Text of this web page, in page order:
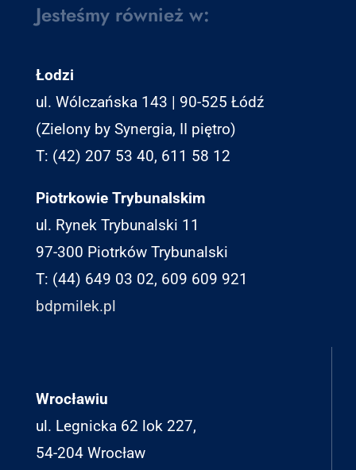
Jesteśmy również w:
Łodzi
ul. Wólczańska 143 | 90-525 Łódź
(Zielony by Synergia, II piętro)
T: (42) 207 53 40, 611 58 12
Piotrkowie Trybunalskim
ul. Rynek Trybunalski 11
97-300 Piotrków Trybunalski
T: (44) 649 03 02, 609 609 921
bdpmilek.pl
Wrocławiu
ul. Legnicka 62 lok 227,
54-204 Wrocław